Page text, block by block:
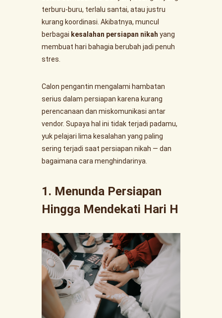
terburu-buru, terlalu santai, atau justru
kurang koordinasi. Akibatnya, muncul
berbagai kesalahan persiapan nikah yang
membuat hari bahagia berubah jadi penuh
stres.
Calon pengantin mengalami hambatan
serius dalam persiapan karena kurang
perencanaan dan miskomunikasi antar
vendor. Supaya hal ini tidak terjadi padamu,
yuk pelajari lima kesalahan yang paling
sering terjadi saat persiapan nikah — dan
bagaimana cara menghindarinya.
1. Menunda Persiapan
Hingga Mendekati Hari H